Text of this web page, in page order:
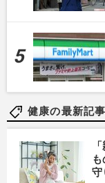
健康の最新記事
守